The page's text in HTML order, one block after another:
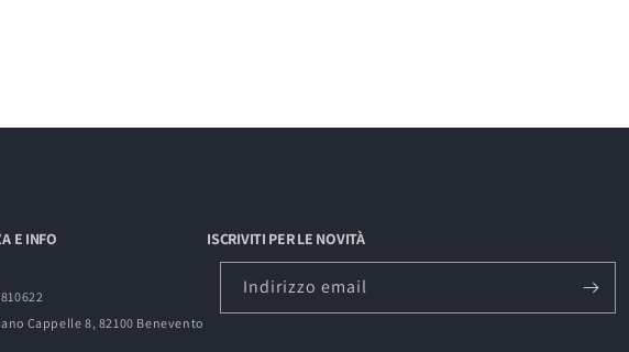
E INFO
Cappelle 8, 82100 Benevento
ISCRIVITI PER LE NOVITÀ
Indirizzo email